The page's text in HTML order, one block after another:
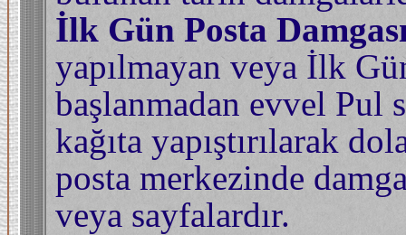
İlk Gün Posta
yapılmayan veya İlk
başlanmadan evvel Pul
kağıta yapıştırılarak
posta merkezinde
veya sayfalardır.